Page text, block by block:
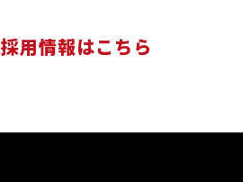
採用情報はこちら